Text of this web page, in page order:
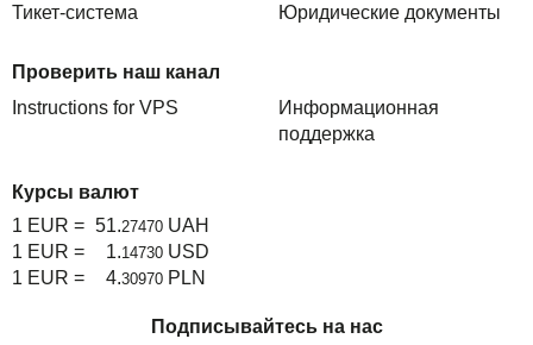
Тикет-система
Юридические документы
Проверить наш канал
Instructions for VPS
Информационная
поддержка
Курсы валют
1 EUR = 51.27470 UAH
1 EUR =
1.14730 USD
1 EUR =
4.30970 PLN
Подписывайтесь на нас